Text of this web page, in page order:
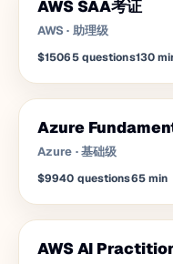
AWS SAA考证
AWS· 助理级
$15065 questions130
Azure
Azure ·基础级
$9940 questions65min
AWS AI